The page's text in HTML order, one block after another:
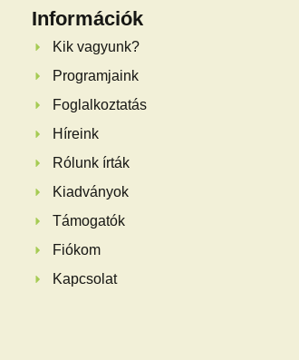
Információk
Kik vagyunk?
Programjaink
Foglalkoztatás
Híreink
Rólunk írták
Kiadványok
Támogatók
Fiókom
Kapcsolat